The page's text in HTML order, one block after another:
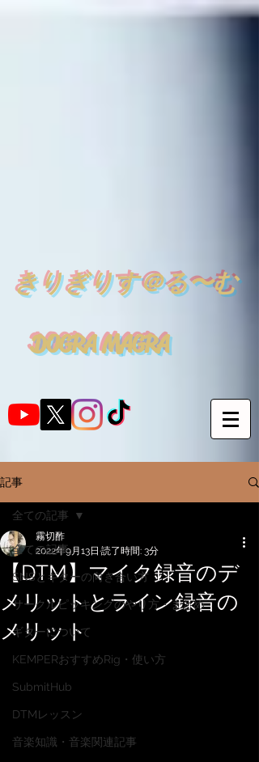
きりぎりす＠る〜む
DOGRA MAGRA
記事
全ての記事
SNSとギターの向き合い方
サークルピッキングのやり方・まとめ
ギターについて
KEMPERおすすめRig・使い方
SubmitHub
DTMレッスン
音楽知識・音楽関連記事
全ての記事
【DTM】マイク録音のデ
メリットとライン録音の
メリット
霧切酢
2022年9月13日 読了時間: 3分